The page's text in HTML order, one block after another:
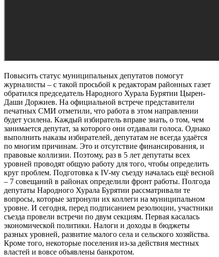
Повысить статус муниципальных депутатов помогут
журналисты – с такой просьбой к редакторам районных газет
обратился председатель Народного Хурала Бурятии Цырен-
Даши Доржиев. На официальной встрече представители
печатных СМИ отметили, что работа в этом направлении
будет усилена. Каждый избиратель вправе знать, о том, чем
занимается депутат, за которого они отдавали голоса. Однако
выполнить наказы избирателей, депутатам не всегда удаётся
по многим причинам. Это и отсутствие финансирования, и
правовые коллизии. Поэтому, раз в 5 лет депутаты всех
уровней проводят общую работу для того, чтобы определить
круг проблем. Подготовка к IV-му съезду началась ещё весной
– 7 совещаний в районах определили фронт работы. Полгода
депутаты Народного Хурала Бурятии рассматривали те
вопросы, которые затронули их коллеги на муниципальном
уровне. И сегодня, перед подписанием резолюции, участники
съезда провели встречи по двум секциям. Первая касалась
экономической политики. Налоги и доходы в бюджеты
разных уровней, развитие малого села и сельского хозяйства.
Кроме того, некоторые поселения из-за действия местных
властей и вовсе объявлены банкротом.